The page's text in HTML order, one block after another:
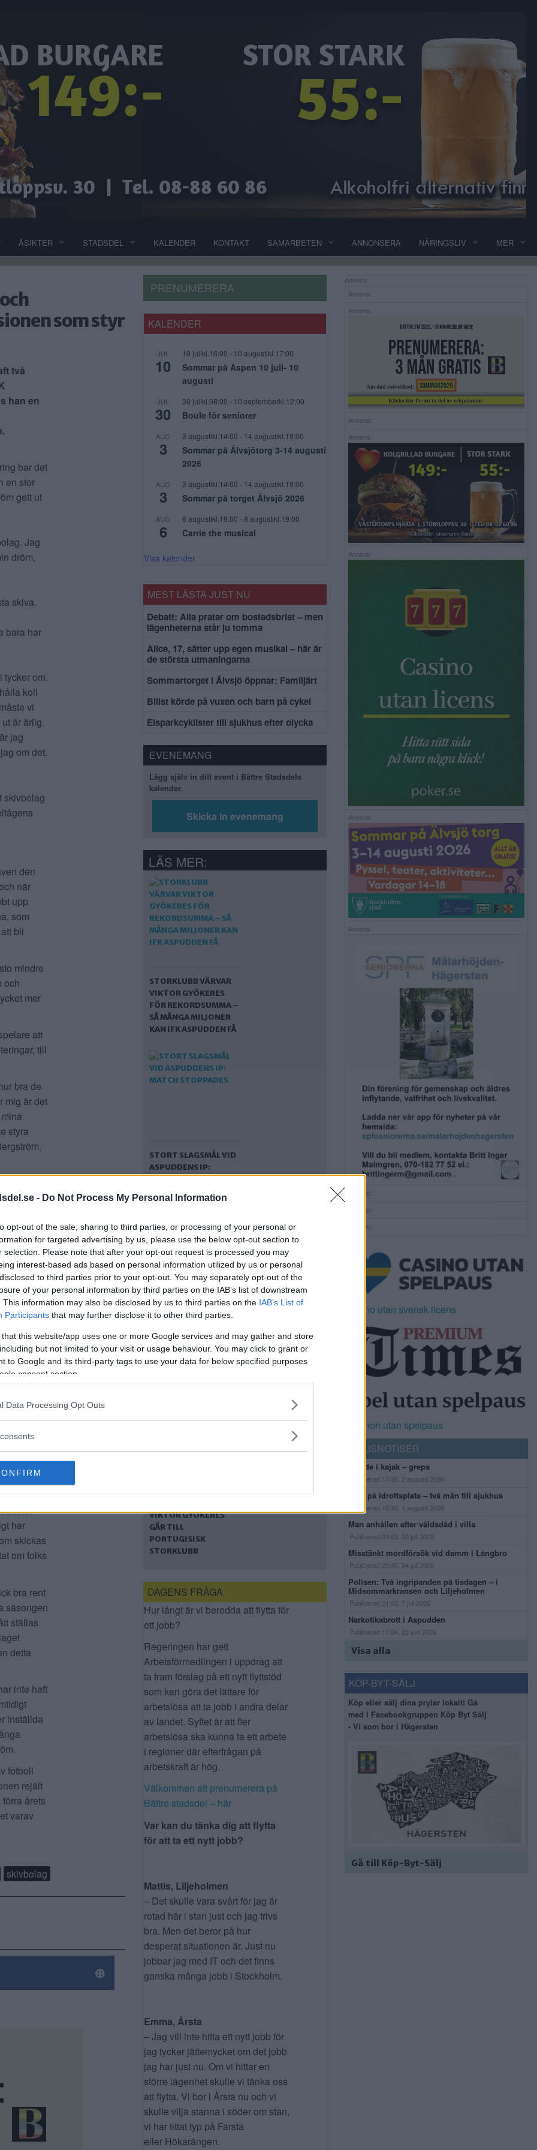
- Do Not Process My Personal Information
opt-out of the sale, sharing to third parties, or processing of your personal or
for targeted advertising by us, please use the below opt-out section to
selection. Please note that after your opt-out request is processed you may
interest-based ads based on personal information utilized by us or personal
to third parties prior to your opt-out. You may separately opt-out of the
of your personal information by third parties on the IAB’s list of downstream
This information may also be disclosed by us to third parties on the IAB’s List of
Participants that may further disclose it to other third parties.
that this website/app uses one or more Google services and may gather and store
but not limited to your visit or usage behaviour. You may click to grant or
to Google and its third-party tags to use your data for below specified purposes
consent section.
Data Processing Opt Outs
ÅSIKTER STADSDEL KALENDER KONTAKT SAMARBETEN ANNONSERA NÄRINGSLIV MER
som styr
två
han en
bar det
en stor
gett ut
Jag
dröm,
skiva.
bara har
tycker om.
koll
vi
är ärlig.
jag
om det.
skivbolag
den
när
upp
som
bli
mindre
och
mer
att
till
bra de
mig är det
styra
Och
för att
på
Mina
inom
och vis
av att
som till
hårt.
har
skickas
om folks
bra rent
säsongen
ställas
detta
inte haft
inställda
fotboll
rejält
årets
varav
skivbolag
PRENUMERERA
KALENDER
JUL
10
10 julikl.16:00 - 10 augustikl.17:00
Sommar på Aspen 10 juli- 10
augusti
JUL
30
30 julikl.08:00 - 10 septemberkl.12:00
Boule för seniorer
AUG
3
3 augustikl.14:00 - 14 augustikl.18:00
Sommar på Älvsjötorg 3-14 augusti
2026
AUG
3
3 augustikl.14:00 - 14 augustikl.18:00
Sommar på torget Älvsjö 2026
AUG
6
6 augustikl.19:00 - 8 augustikl.19:00
Carrie the musical
Visa kalender
MEST LÄSTA JUST NU
Debatt: Alla pratar om bostadsbrist – men
lägenheterna står ju tomma
Alice, 17, sätter upp egen musikal – här är
de största utmaningarna
Sommartorget i Älvsjö öppnar: Familjärt
Bilist körde på vuxen och barn på cykel
Elsparkcyklister till sjukhus efter olycka
EVENEMANG
Lägg själv in ditt event i Bättre Stadsdels
kalender.
Skicka in evenemang
LÄS MER:
STORKLUBB VÄRVAR
VIKTOR GYÖKERES
FÖR REKORDSUMMA –
SÅ MÅNGA MILJONER
KAN IFK ASPUDDEN FÅ
STORT SLAGSMÅL VID
ASPUDDENS IP:
MATCH STOPPADES
IFK ASPUDDEN-
TELLUS FÅR
EFTER GYÖKERES
ÖVERGÅNG – SÅ SKA
PENGARNA ANVÄNDAS
VIKTOR GYÖKERES
GÅR TILL
PORTUGISISK
STORKLUBB
DAGENS FRÅGA
Hur långt är vi beredda att flytta för
ett jobb?
Regeringen har gett
Arbetsförmedlingen i uppdrag att
ta fram förslag på ett nytt flyttstöd
som kan göra det lättare för
arbetslösa att ta jobb i andra delar
av landet. Syftet är att fler
arbetslösa ska kunna ta ett arbete
i regioner där efterfrågan på
arbetskraft är hög.
Välkommen att prenumerera på
Bättre stadsdel – här
Var kan du tänka dig att flytta
för att ta ett nytt jobb?
Mattis, Liljeholmen
– Det skulle vara svårt för jag är
rotad här i stan just och jag trivs
bra. Men det beror på hur
desperat situationen är. Just nu
jobbar jag med IT och det finns
ganska många jobb i Stockholm.
Emma, Årsta
– Jag vill inte hitta ett nytt jobb för
jag tycker jättemycket om det jobb
jag har just nu. Om vi hittar en
större lägenhet skulle vi tänka oss
att flytta. Vi bor i Årsta nu och vi
skulle vilja stanna i söder om stan,
vi har tittat typ på Farsta
eller Hökarängen.
Annons:
Annons:
Annons:
Annons:
Annons:
Annons:
Annons:
Annons:
Annons:
Annons:
Annons:
Casino utan svensk licens
Casinon utan spelpaus
POLISNOTISER
Flydde i kajak – greps
Publicerad 13:35, 2 augusti 2026
Bråk på idrottsplats – två män till sjukhus
Publicerad 16:30, 1 augusti 2026
Man anhållen efter våldsdåd i villa
Publicerad 09:53, 30 juli 2026
Misstänkt mordförsök vid damm i Långbro
Publicerad 20:45, 24 juli 2026
Polisen: Två ingripanden på tisdagen – i
Midsommarkransen och Liljeholmen
Publicerad 21:02, 7 juli 2026
Narkotikabrott i Aspudden
Publicerad 17:04, 28 juni 2026
Visa alla
KÖP-BYT-SÄLJ
Köp eller sälj dina prylar lokalt! Gå
med i Facebookgruppen Köp Byt Sälj
- Vi som bor i Hägersten
Gå till Köp-Byt-Sälj